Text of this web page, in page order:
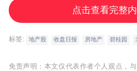
先进制造链和绿色农业链
和全球产业链供应链稳定
点击查看完整
标签: 地产股 收盘日报 房地产 碧桂园
免责声明：本文仅代表作者个人观点，